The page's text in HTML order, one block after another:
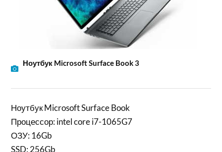
Ноутбук Microsoft Surface Book 3
Ноутбук Microsoft Surface Book
Процессор: intel core i7-1065G7
ОЗУ: 16Gb
SSD: 256Gb